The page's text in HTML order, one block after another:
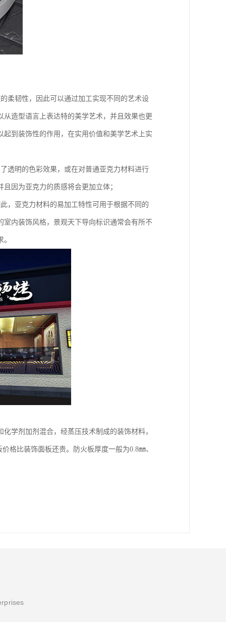
柔韧性，因此可以通过加工实现不同的艺术设
造型语言上表达特的美学艺术，并且效果也更
到装饰性的作用，在实用价值和美学艺术上实
透明的色彩效果，或在对普通亚克力材料进行
因为亚克力的质感将会更加立体；
，亚克力材料的易加工特性可用于根据不同的
内装饰风格，景观天下导向标识通常会有所不
学剂加剂混合，经蒸压技术制成的装饰材料，
格比装饰面板还贵。防火板厚度一般为0.8㎜、